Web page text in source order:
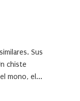
Sus
chiste
mono, el...